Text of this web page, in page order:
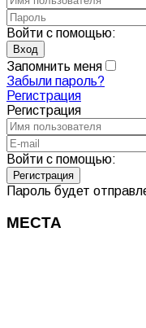
Войти с помощью:
Запомнить меня
Забыли пароль?
Регистрация
Регистрация
Войти с помощью:
Пароль будет
МЕСТА